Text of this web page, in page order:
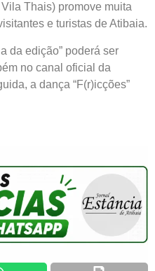
Thais) promove muita
e turistas de Atibaia.
da edição” poderá ser
no canal oficial da
a dança “F(r)icções”